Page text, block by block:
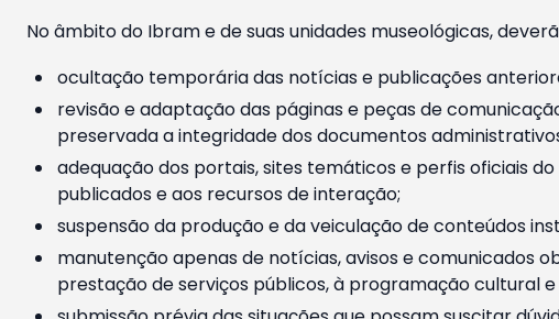
No âmbito do Ibram e de suas unidades museológicas,
ocultação temporária das notícias e publicações
revisão e adaptação das páginas e peças de
preservada a integridade dos documentos
adequação dos portais, sites temáticos e perfis oficiais
publicados e aos recursos de interação;
suspensão da produção e da veiculação de conteúdos
manutenção apenas de notícias, avisos e comunicados
prestação de serviços públicos, à programação cultural